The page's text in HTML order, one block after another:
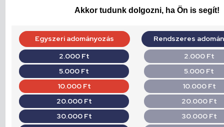
Akkor tudunk dolgozni, ha Ön is segít!